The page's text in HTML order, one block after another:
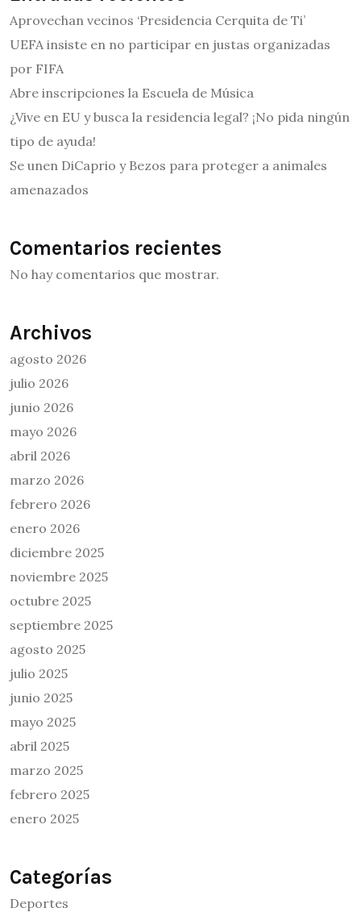
Aprovechan vecinos ‘Presidencia Cerquita de Ti’
UEFA insiste en no participar en justas organizadas
por FIFA
Abre inscripciones la Escuela de Música
¿Vive en EU y busca la residencia legal? ¡No pida ningún
tipo de ayuda!
Se unen DiCaprio y Bezos para proteger a animales
amenazados
Comentarios recientes
No hay comentarios que mostrar.
Archivos
agosto 2026
julio 2026
junio 2026
mayo 2026
abril 2026
marzo 2026
febrero 2026
enero 2026
diciembre 2025
noviembre 2025
octubre 2025
septiembre 2025
agosto 2025
julio 2025
junio 2025
mayo 2025
abril 2025
marzo 2025
febrero 2025
enero 2025
Categorías
Deportes